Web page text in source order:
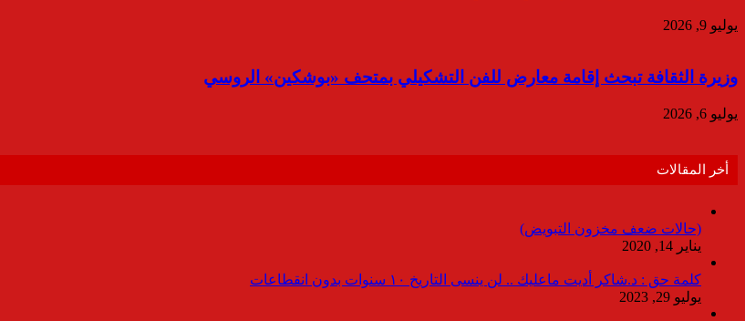
يوليو 9, 2026
وزيرة الثقافة تبحث إقامة معارض للفن التشكيلي بمتحف «بوشكين» الروسي
يوليو 6, 2026
أخر المقالات
(حالات ضعف مخزون التبويض)
يناير 14, 2020
كلمة حق : د.شاكر أديت ماعليك .. لن ينسى التاريخ ١٠ سنوات بدون انقطاعات
يوليو 29, 2023